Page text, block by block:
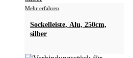
Mehr erfahren
Sockelleiste, Alu, 250cm,
silber